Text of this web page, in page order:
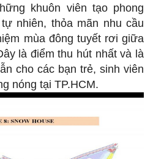
khuôn viên tạo phong
nhiên, thỏa mãn nhu cầu
mùa đông tuyết rơi giữa
là điểm thu hút nhất và là
cho các bạn trẻ, sinh viên
nóng tại TP.HCM.